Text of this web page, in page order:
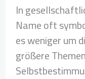
In
Name oft
es weniger um
größere